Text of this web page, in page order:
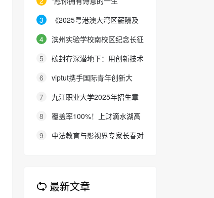
3
《2025粤港澳大湾区薪酬及
福利调查》公布结果 大湾区各地
级管理层离职率自2018年移民潮
后今年首现显著下降
4
滨州实验学校南校区纪念长征
胜利89周年 公益微电影《被手机
5
碳封存深潜地下：用创新技术
铺就碳中和之路
6
viptut携手国际青年创新大
会：以英语为桥，助青少年链接全
7
九江职业大学2025年招生章
程
8
覆盖率100%！上财滴水湖高
金MF金融硕士26级奖学金全介绍
9
中法教育与影视界专家长春对
最新文章